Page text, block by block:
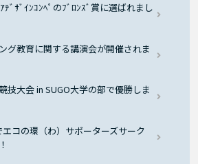
ﾃﾞｻﾞｲﾝｺﾝﾍﾟのﾌﾞﾛﾝｽﾞ賞に選ばれまし
グ教育に関する講演会が開催されま
技大会 in SUGO大学の部で優勝しま
エコの環（わ）サポーターズサーク